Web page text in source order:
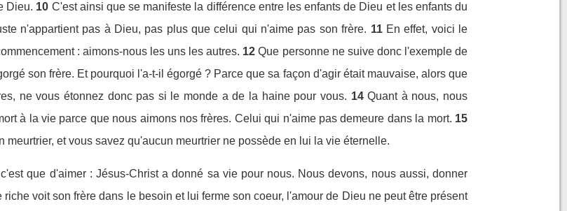
Dieu. 10 C'est ainsi que se manifeste la différence entre les enfants de Dieu et les enfants du
n'appartient pas à Dieu, pas plus que celui qui n'aime pas son frère. 11 En effet, voici le
: aimons-nous les uns les autres. 12 Que personne ne suive donc l'exemple de
son frère. Et pourquoi l'a-t-il égorgé ? Parce que sa façon d'agir était mauvaise, alors que
ne vous étonnez donc pas si le monde a de la haine pour vous. 14 Quant à nous, nous
à la vie parce que nous aimons nos frères. Celui qui n'aime pas demeure dans la mort. 15
meurtrier, et vous savez qu'aucun meurtrier ne possède en lui la vie éternelle.
que d'aimer : Jésus-Christ a donné sa vie pour nous. Nous devons, nous aussi, donner
riche voit son frère dans le besoin et lui ferme son coeur, l'amour de Dieu ne peut être présent